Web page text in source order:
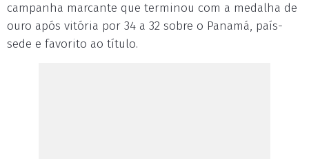
campanha marcante que terminou com a medalha de
ouro após vitória por 34 a 32 sobre o Panamá, país-
sede e favorito ao título.